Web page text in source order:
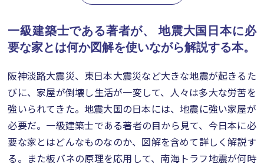
一級建築士である著者が、
地震大国日本に必
要な家とは何か図解を使いながら解説する本。
阪神淡路大震災、東日本大震災など大きな地震が起きるた
びに、家屋が倒壊し生活が一変して、人々は多大な労苦を
強いられてきた。地震大国の日本には、地震に強い家屋が
必要だ。一級建築士である著者の目から見て、今日本に必
要な家とはどんなものなのか、図解を含めて詳しく解説す
る。また板バネの原理を応用して、南海トラフ地震が何時